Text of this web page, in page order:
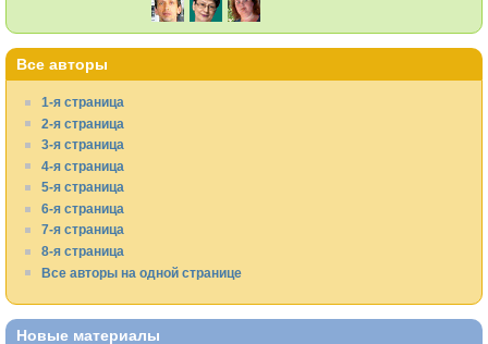
Все авторы
1-я страница
2-я страница
3-я страница
4-я страница
5-я страница
6-я страница
7-я страница
8-я страница
Все авторы на одной странице
Новые материалы